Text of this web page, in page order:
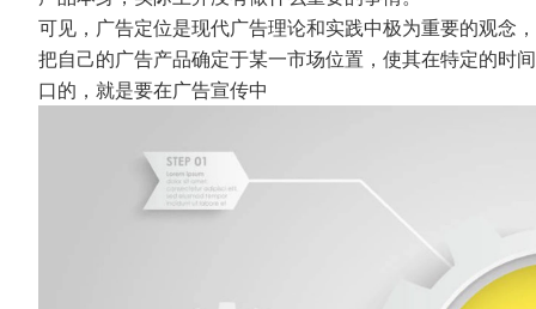
可见，广告定位是现代广告理论和实践中极为重要的观念
把自己的广告产品确定于某一市场位置，使其在特定的时
口的，就是要在广告宣传中